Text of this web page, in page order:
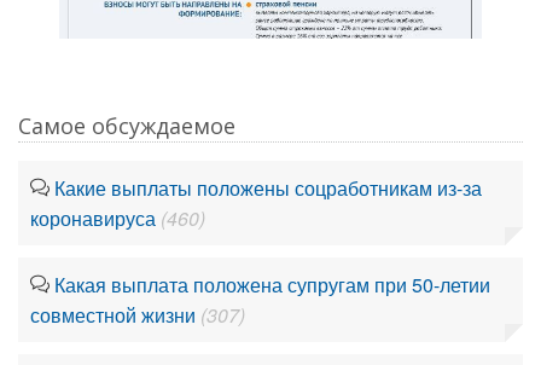
Самое обсуждаемое
Какие выплаты положены соцработникам из-за
коронавируса (460)
Какая выплата положена супругам при 50-летии
совместной жизни (307)